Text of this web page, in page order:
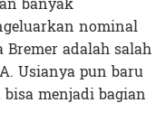
nominal
adalah salah
Usianya pun baru
menjadi bagian